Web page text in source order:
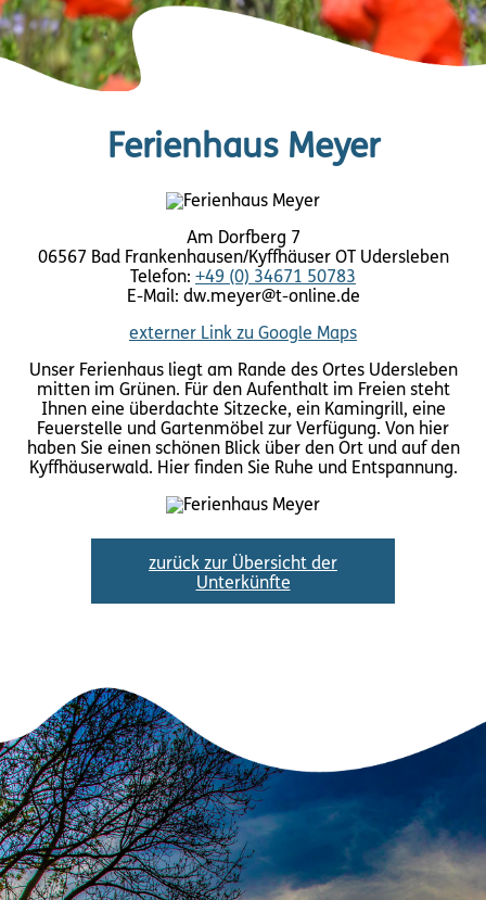
Ferienhaus Meyer
Am Dorfberg 7
06567 Bad Frankenhausen/Kyffhäuser OT Udersleben
Telefon: +49 (0) 34671 50783
E-Mail: dw.meyer@t-online.de
externer Link zu Google Maps
Unser Ferienhaus liegt am Rande des Ortes Udersleben
mitten im Grünen. Für den Aufenthalt im Freien steht
Ihnen eine überdachte Sitzecke, ein Kamingrill, eine
Feuerstelle und Gartenmöbel zur Verfügung. Von hier
haben Sie einen schönen Blick über den Ort und auf den
Kyffhäuserwald. Hier finden Sie Ruhe und Entspannung.
zurück zur Übersicht der
Unterkünfte